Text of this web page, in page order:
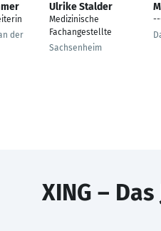
der
Ulrike Stalder
Medizinische
Fachangestellte
Sachsenheim
XING –